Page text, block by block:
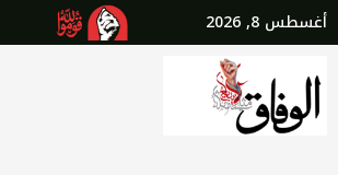
أغسطس 8, 2026